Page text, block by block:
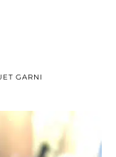
GARNI